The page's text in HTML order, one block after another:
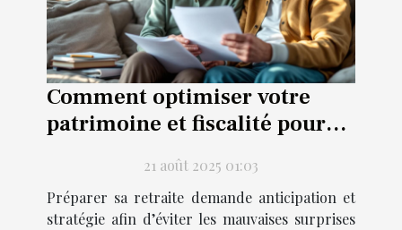
Comment optimiser votre
patrimoine et fiscalité pour
une retraite sereine ?
21 août 2025 01:03
Préparer sa retraite demande anticipation et
stratégie afin d’éviter les mauvaises surprises